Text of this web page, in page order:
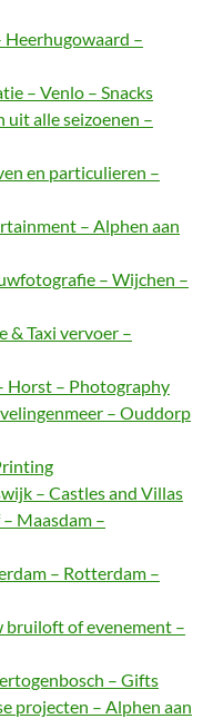
Heerhugowaard –
– Venlo – Snacks
uit alle seizoenen –
en particulieren –
– Alphen aan
– Wijchen –
& Taxi vervoer –
Horst – Photography
– Ouddorp
– Castles and Villas
Maasdam –
– Rotterdam –
bruiloft of evenement –
– Gifts
projecten – Alphen aan